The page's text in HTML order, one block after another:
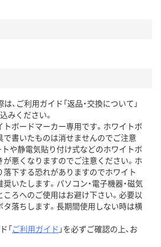
、ご利用ガイド「返品・交換について」
みください。
ボードマーカー専用です。ホワイトボ
書いたものは消せませんのでご注意
や静電気貼り付け式などのホワイトボ
悪くなりますのでご注意ください。ホ
下する恐れがありますのでホワイト
いたします。パソコン・電子機器・磁気
ろへのご使用はお避け下さい。必要以
タ落ちします。長期間使用しない時は横
「ご利用ガイド 」を必ずご確認の上、お